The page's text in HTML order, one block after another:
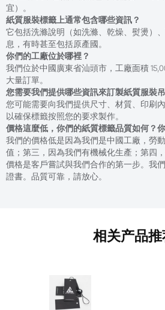
宜）。
紙質服裝標籤上通常包含哪些資訊？
它包括洗滌說明（如洗滌、乾燥、熨燙）
息，有時甚至包括原產國。
你們的工廠位於哪裡？
我們位於中國廣東省汕頭市，工廠面積
大量訂單。
您需要我們提供哪些資訊來訂製紙質服裝
您可能需要向我們提供尺寸、材質、印刷
以確保標籤按照您的要求製作。
價格這麼低，你們的紙質標籤品質如何？
我們的價格低是因為我們是中國工廠，勞
值；第三，因為我們有機械化生產；第四
價格是客戶嘗試與我們合作的第一步。我們
證書。品質可靠，請放心。
相关产品推